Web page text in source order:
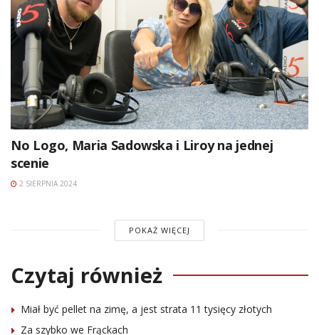
No Logo, Maria Sadowska i Liroy na jednej
scenie
2 SIERPNIA 2024
POKAŻ WIĘCEJ
Czytaj również
Miał być pellet na zimę, a jest strata 11 tysięcy złotych
Za szybko we Frąckach